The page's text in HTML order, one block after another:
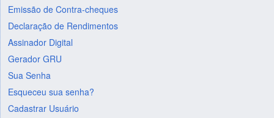
Emissão de Contra-cheques
Declaração de Rendimentos
Assinador Digital
Gerador GRU
Sua Senha
Esqueceu sua senha?
Cadastrar Usuário